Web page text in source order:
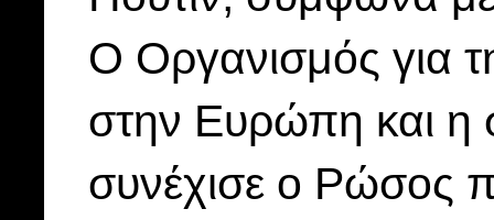
Ο Οργανισμός για
στην Ευρώπη και η
συνέχισε ο Ρώσος